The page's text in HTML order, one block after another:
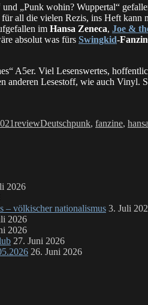
„Punk wohin? Wuppertal“
all die vielen Rezis, ins Heft kann
im Hansa Zeneca, Joe &
absolut was fürs Swingkid-
A5er. Viel Lesenswertes,
anderen Lesestoff, wie auch Vinyl.
reviewDeutschpunk, fanzine,
2026
– völkischer nationalismus 3. Juli
2026
2026
27. Juni 2026
26. Juni 2026